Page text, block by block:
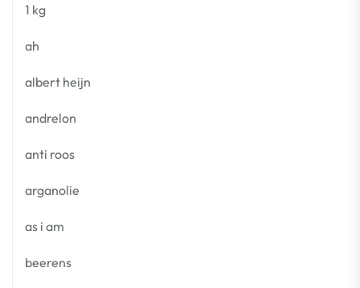
1 kg
ah
albert heijn
andrelon
anti roos
arganolie
as i am
beerens